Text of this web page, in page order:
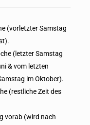
(vorletzter Samstag
(letzter Samstag
& vom letzten
im Oktober).
(restliche Zeit des
vorab (wird nach